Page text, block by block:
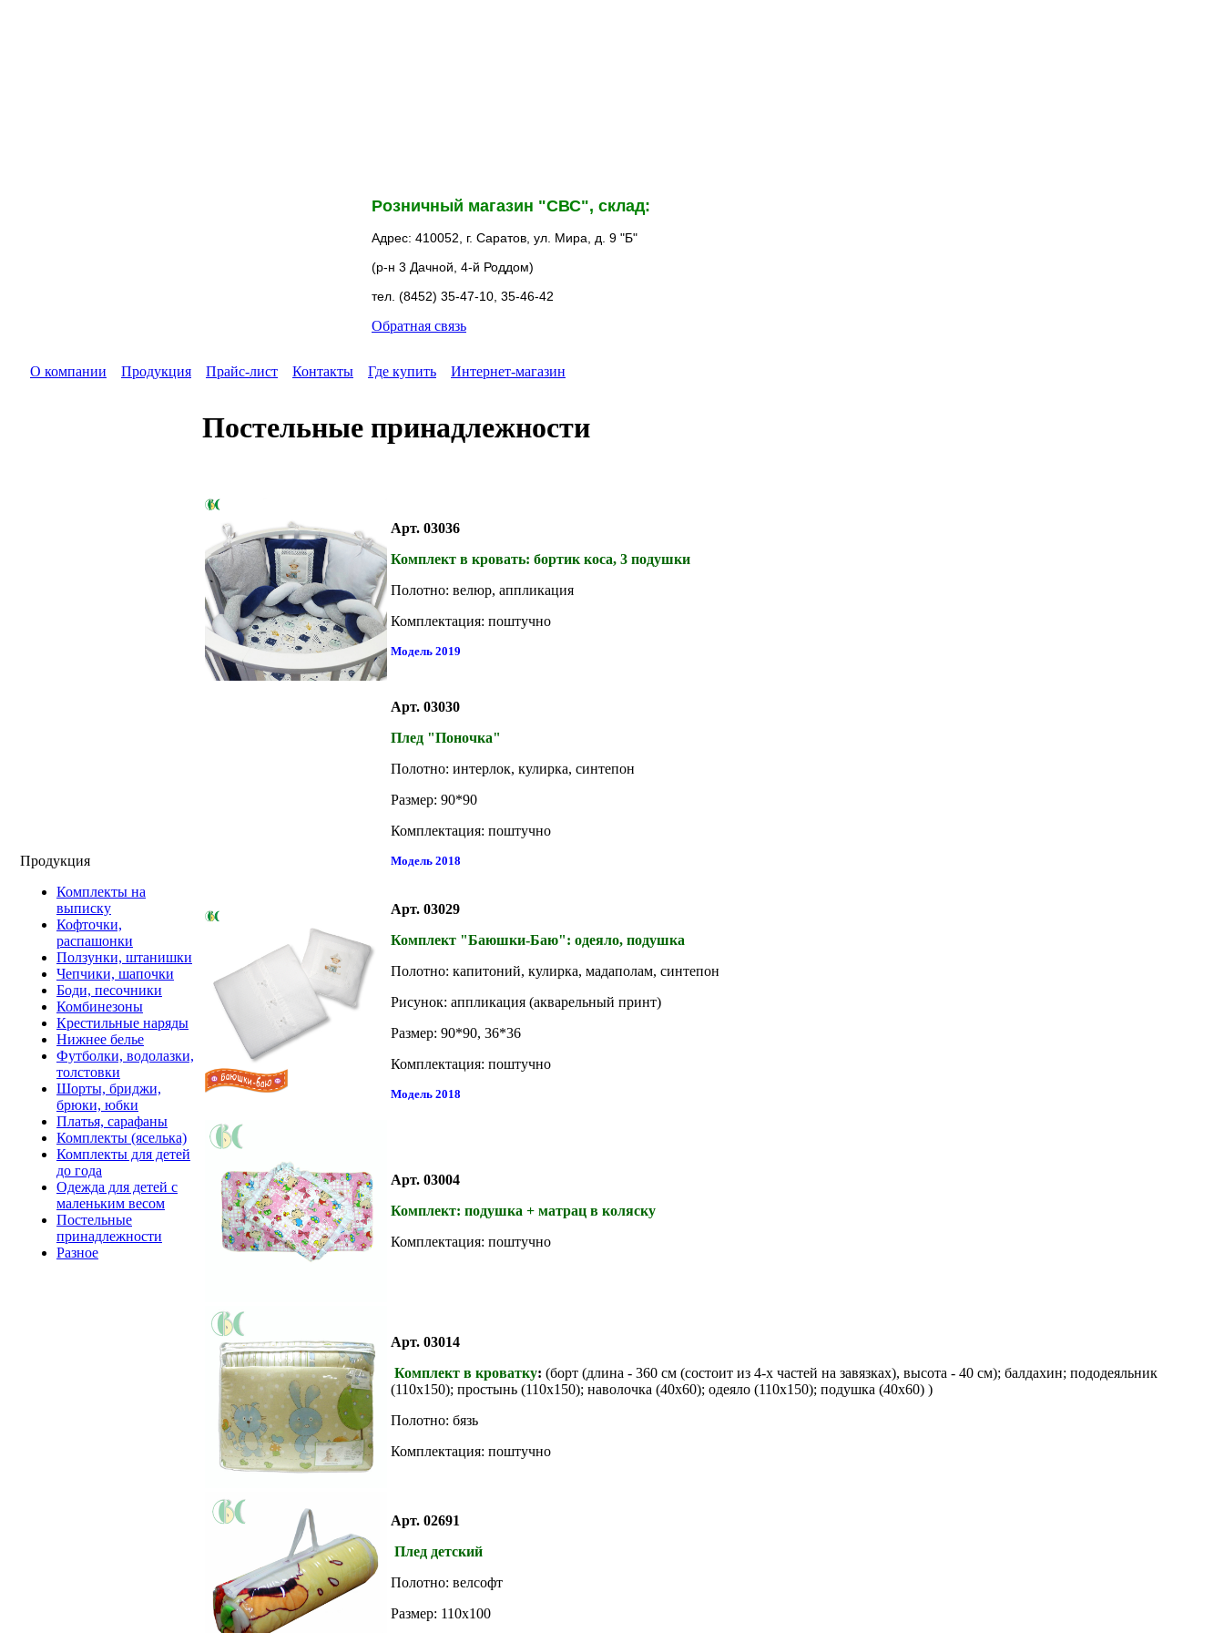
Розничный магазин "СВС", склад:
Адрес: 410052, г. Саратов, ул. Мира, д. 9 "Б"
(р-н 3 Дачной, 4-й Роддом)
тел. (8452) 35-47-10, 35-46-42
Обратная связь
О компании Продукция Прайс-лист Контакты Где купить Интернет-магазин
Продукция
Комплекты на
выписку
Кофточки,
распашонки
Ползунки, штанишки
Чепчики, шапочки
Боди, песочники
Комбинезоны
Крестильные наряды
Нижнее белье
Футболки, водолазки,
толстовки
Шорты, бриджи,
брюки, юбки
Платья, сарафаны
Комплекты (яселька)
Комплекты для детей
до года
Одежда для детей с
маленьким весом
Постельные
принадлежности
Разное
Постельные принадлежности
Арт. 03036
Комплект в кровать: бортик коса, 3 подушки
Полотно: велюр, аппликация
Комплектация: поштучно
Модель 2019
Арт. 03030
Плед "Поночка"
Полотно: интерлок, кулирка, синтепон
Размер: 90*90
Комплектация: поштучно
Модель 2018
Арт. 03029
Комплект "Баюшки-Баю": одеяло, подушка
Полотно: капитоний, кулирка, мадаполам, синтепон
Рисунок: аппликация (акварельный принт)
Размер: 90*90, 36*36
Комплектация: поштучно
Модель 2018
Арт. 03004
Комплект: подушка + матрац в коляску
Комплектация: поштучно
Арт. 03014
Комплект в кроватку: (борт (длина - 360 см (состоит из 4-х частей на завязках), высота - 40 см); балдахин; пододеяльник
(110х150); простынь (110х150); наволочка (40х60); одеяло (110х150); подушка (40х60) )
Полотно: бязь
Комплектация: поштучно
Арт. 02691
Плед детский
Полотно: велсофт
Размер: 110х100